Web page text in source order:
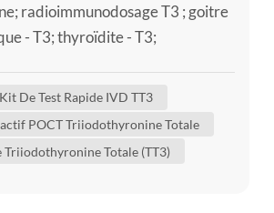
radioimmunodosage T3 ; goitre
- T3; thyroïdite - T3;
(T3) est une hormone
le taux d'activité dans les
Kit De Test Rapide IVD TT3
POCT Triiodothyronine Totale
Triiodothyronine Totale (TT3)